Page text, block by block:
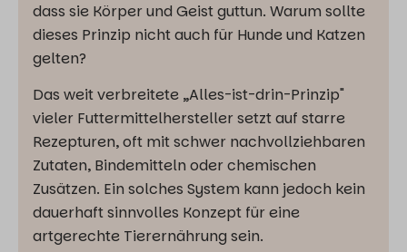
dass sie Körper und Geist guttun. Warum sollte
dieses Prinzip nicht auch für Hunde und Katzen
gelten?
Das weit verbreitete „Alles-ist-drin-Prinzip"
vieler Futtermittelhersteller setzt auf starre
Rezepturen, oft mit schwer nachvollziehbaren
Zutaten, Bindemitteln oder chemischen
Zusätzen. Ein solches System kann jedoch kein
dauerhaft sinnvolles Konzept für eine
artgerechte Tierernährung sein.